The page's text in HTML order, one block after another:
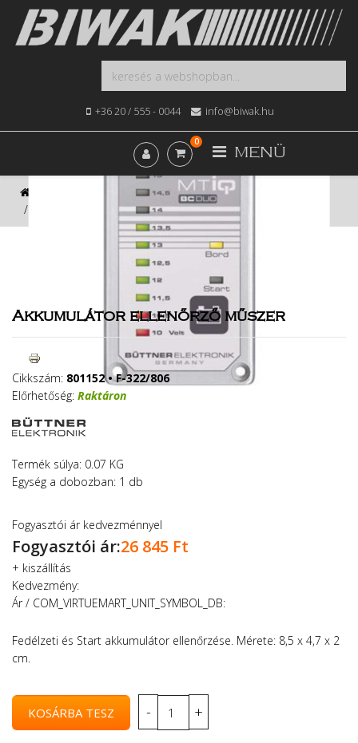
+36 20 / 555 - 0044 info@biwak.hu
MENÜ
0
Webshop
Elektromos
Akkumulátor ellenőrző műszer
Akkumulátor ellenőrző műszer
Cikkszám: 801152 • F-322/806
Előrhetőség: Raktáron
Termék súlya: 0.07 KG
Egység a dobozban: 1 db
Fogyasztói ár kedvezménnyel
Fogyasztói ár:26 845 Ft
+ kiszállítás
Kedvezmény:
Ár / COM_VIRTUEMART_UNIT_SYMBOL_DB:
Fedélzeti és Start akkumulátor ellenőrzése. Mérete: 8,5 x 4,7 x 2
cm.